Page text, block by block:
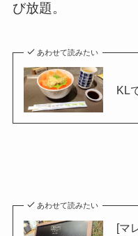
び放題。
あわせて読みたい
KL
あわせて読みたい
[マ